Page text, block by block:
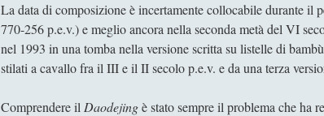
La data di composizione è incertamente collocabile durante
770-256 p.e.v.) e meglio ancora nella seconda metà del VI
nel 1993 in una tomba nella versione scritta su listelle di
stilati a cavallo fra il III e il II secolo p.e.v. e da una terza
Comprendere il Daodejingè stato sempre il problema che ha